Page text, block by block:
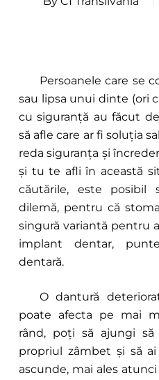
Persoanele care se
sau lipsa unui dinte (ori
cu siguranță au făcut
să afle care ar fi soluția
reda siguranța și
și tu te afli în această
căutările, este
dilemă, pentru că
singură variantă pentru
implant dentar,
dentară.
O dantură
poate afecta pe mai
rând, poți să ajungi
propriul zâmbet și să
ascunde, mai ales